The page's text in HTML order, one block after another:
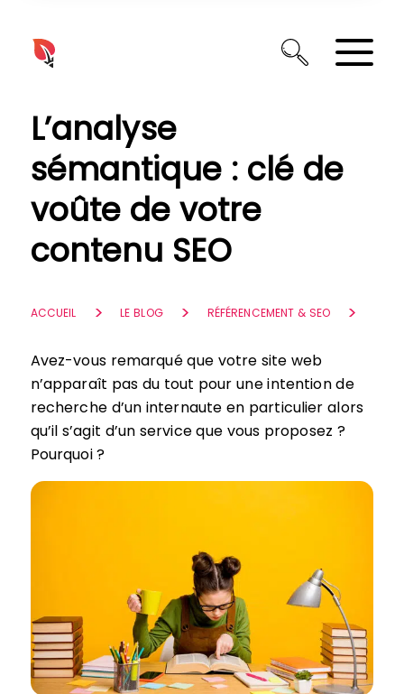
L’analyse
sémantique : clé de
voûte de votre
contenu SEO
ACCUEIL LE BLOG RÉFÉRENCEMENT & SEO
Avez-vous remarqué que votre site web
n’apparaît pas du tout pour une intention de
recherche d’un internaute en particulier alors
qu’il s’agit d’un service que vous proposez ?
Pourquoi ?